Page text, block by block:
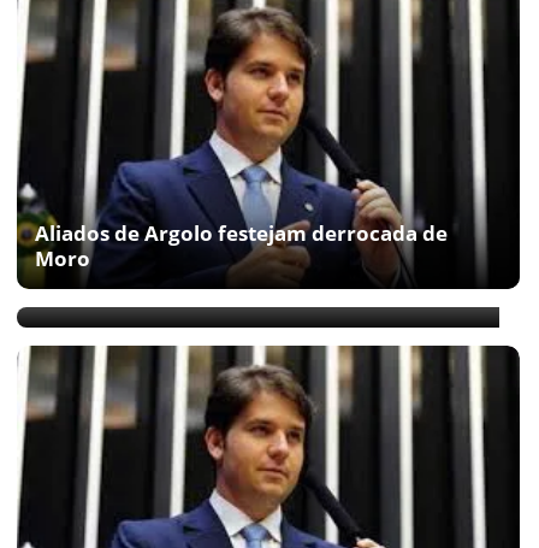
Aliados de Argolo festejam derrocada de
Moro
Mulher de Argolo ganha cargo na prefeitura